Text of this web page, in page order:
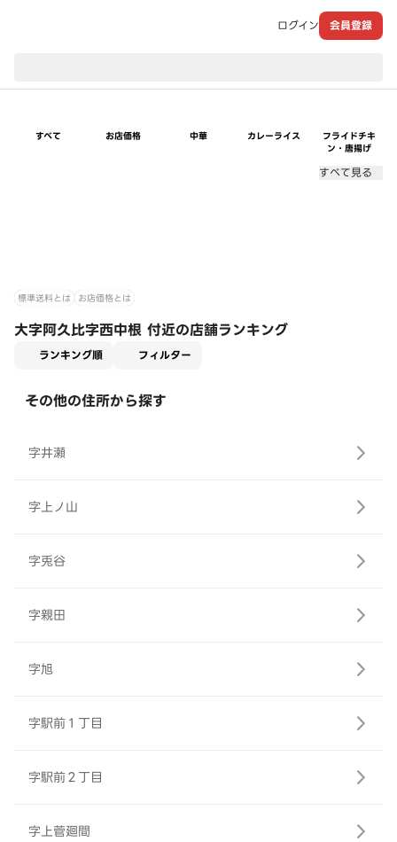
ログイン 会員登録
すべて お店価格 中華 カレーライス
フライドチキ
ン・唐揚げ
すべて見る
標準送料とは お店価格とは
大字阿久比字西中根 付近の店舗ランキング
ランキング順 フィルター
その他の住所から探す
字井瀬
字上ノ山
字兎谷
字親田
字旭
字駅前１丁目
字駅前２丁目
字上菅廻間